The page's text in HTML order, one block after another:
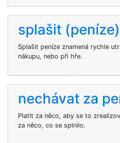
splašit (peníze)
Splašit peníze znamená rychle
nákupu, nebo při hře.
nechávat za
Platit za něco, aby se to
za něco, co se splnilo.